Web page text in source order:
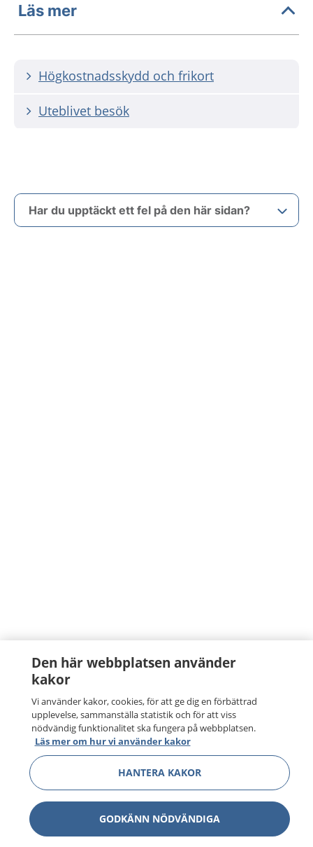
Läs mer
Högkostnadsskydd och frikort
Uteblivet besök
Har du upptäckt ett fel på den här sidan?
Den här webbplatsen använder
kakor
Vi använder kakor, cookies, för att ge dig en förbättrad
upplevelse, sammanställa statistik och för att viss
nödvändig funktionalitet ska fungera på webbplatsen.
Läs mer om hur vi använder kakor
HANTERA KAKOR
GODKÄNN NÖDVÄNDIGA